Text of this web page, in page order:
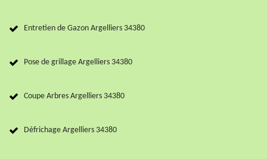
Entretien de Gazon Argelliers 34380
Pose de grillage Argelliers 34380
Coupe Arbres Argelliers 34380
Défrichage Argelliers 34380